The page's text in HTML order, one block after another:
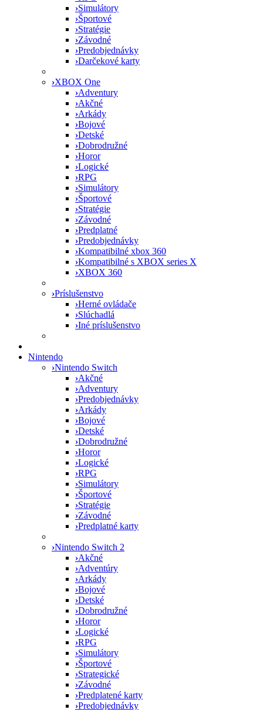
›Simulátory
›Športové
›Stratégie
›Závodné
›Predobjednávky
›Darčekové karty
›XBOX One
›Adventury
›Akčné
›Arkády
›Bojové
›Detské
›Dobrodružné
›Horor
›Logické
›RPG
›Simulátory
›Športové
›Stratégie
›Závodné
›Predplatné
›Predobjednávky
›Kompatibilné xbox 360
›Kompatibilné s XBOX series X
›XBOX 360
›Príslušenstvo
›Herné ovládače
›Slúchadlá
›Iné príslušenstvo
Nintendo
›Nintendo Switch
›Akčné
›Adventury
›Predobjednávky
›Arkády
›Bojové
›Detské
›Dobrodružné
›Horor
›Logické
›RPG
›Simulátory
›Športové
›Stratégie
›Závodné
›Predplatné karty
›Nintendo Switch 2
›Akčné
›Adventúry
›Arkády
›Bojové
›Detské
›Dobrodružné
›Horor
›Logické
›RPG
›Simulátory
›Športové
›Strategické
›Závodné
›Predplatené karty
›Predobjednávky